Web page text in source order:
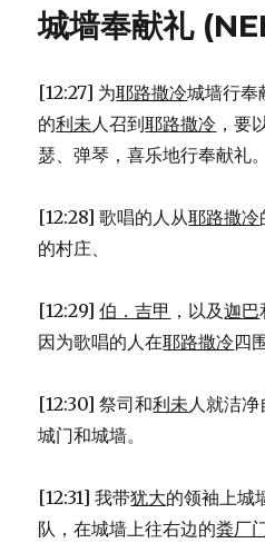
城墙奉献礼
[12:27] 为耶路撒冷城墙行奉
的利未人召到耶路撒冷 ，要
瑟、弹琴，喜乐地行奉献礼。
[12:28] 歌唱的人从耶路撒冷
的村庄、
[12:29]伯．吉甲 ，以及迦巴
因为歌唱的人在耶路撒冷四
[12:30] 祭司和利未人就洁
城门和城墙。
[12:31] 我带犹大的领袖上城
队，在城墙上往右边的粪厂